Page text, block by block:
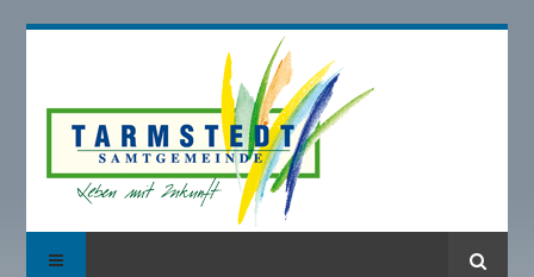
Suche